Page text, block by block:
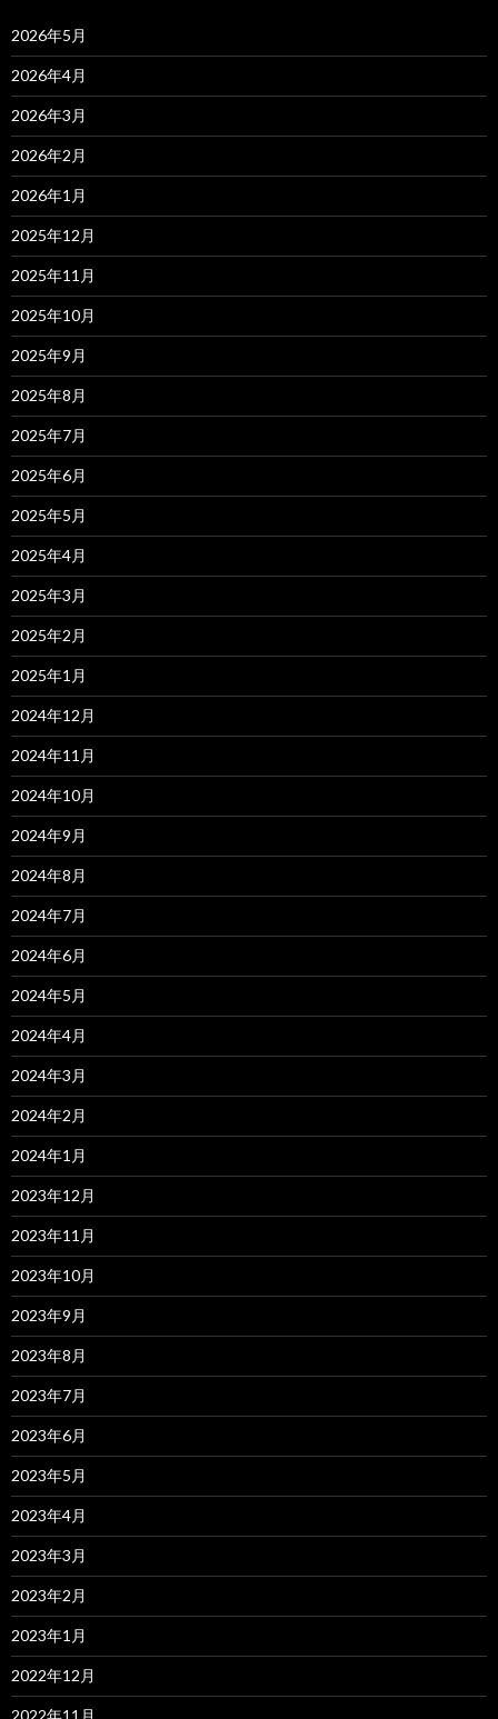
2026年5月
2026年4月
2026年3月
2026年2月
2026年1月
2025年12月
2025年11月
2025年10月
2025年9月
2025年8月
2025年7月
2025年6月
2025年5月
2025年4月
2025年3月
2025年2月
2025年1月
2024年12月
2024年11月
2024年10月
2024年9月
2024年8月
2024年7月
2024年6月
2024年5月
2024年4月
2024年3月
2024年2月
2024年1月
2023年12月
2023年11月
2023年10月
2023年9月
2023年8月
2023年7月
2023年6月
2023年5月
2023年4月
2023年3月
2023年2月
2023年1月
2022年12月
2022年11月